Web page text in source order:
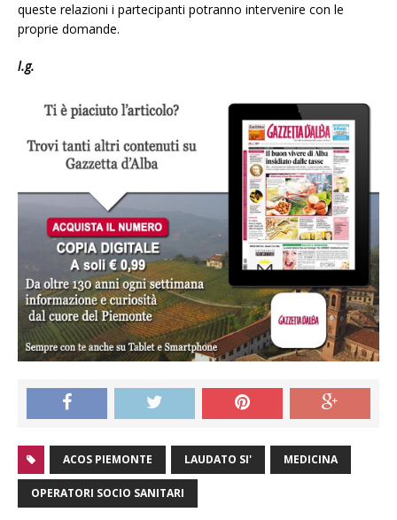
queste relazioni i partecipanti potranno intervenire con le
proprie domande.
l.g.
ACOS PIEMONTE LAUDATO SI' MEDICINA
OPERATORI SOCIO SANITARI